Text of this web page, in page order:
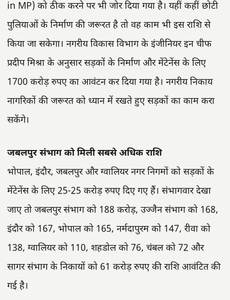
in MP) को ठीक करने पर भी जोर दिया गया है। यहीं कहीं छोटी
पुलियाओं के निर्माण की जरूरत है तो वह काम भी इस राशि से
किया जा सकेगा। नगरीय विकास विभाग के इंजीनियर इन चीफ
प्रदीप मिश्रा के अनुसार सड़कों के निर्माण और मेंटेनेंस के लिए
1700 करोड़ रुपए का आवंटन कर दिया गया है। नगरीय निकाय
नागरिकों की जरूरत को ध्यान में रखते हुए सड़कों का काम करा
सकेंगे।
जबलपुर संभाग को मिली सबसे अधिक राशि
भोपाल, इंदौर, जबलपुर और ग्वालियर नगर निगमों को सड़कों के
मेंटेनेंस के लिए 25-25 करोड़ रुपए दिए गए हैं। संभागवार देखा
जाए तो जबलपुर संभाग को 188 करोड़, उज्जैन संभाग को 168,
इंदौर को 167, भोपाल को 165, नर्मदापुरम को 147, रीवा को
138, ग्वालियर को 110, शहडोल को 76, चंबल को 72 और
सागर संभाग के निकायों को 61 करोड़ रुपए की राशि आवंटित की
गई है।